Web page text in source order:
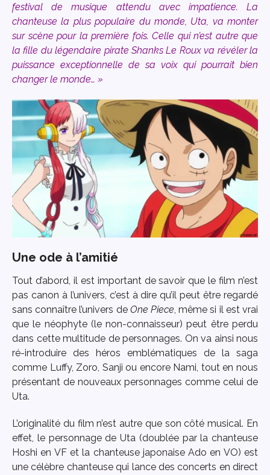
festival de musique attendu avec impatience. La
chanteuse la plus populaire du monde, Uta, va monter
sur scène pour la première fois. Celle qui n’est autre que
la fille du légendaire pirate Shanks Le Roux va révéler la
puissance exceptionnelle de sa voix qui pourrait bien
changer le monde… »
Une ode à l’amitié
Tout d’abord, il est important de savoir que le film n’est
pas canon à l’univers, c’est à dire qu’il peut être regardé
sans connaître l’univers de One Piece, même si il est vrai
que le néophyte (le non-connaisseur) peut être perdu
dans cette multitude de personnages. On va ainsi nous
ré-introduire des héros emblématiques de la saga
comme Luffy, Zoro, Sanji ou encore Nami, tout en nous
présentant de nouveaux personnages comme celui de
Uta.
L’originalité du film n’est autre que son côté musical. En
effet, le personnage de Uta (doublée par la chanteuse
Hoshi en VF et la chanteuse japonaise Ado en VO) est
une célèbre chanteuse qui lance des concerts en direct